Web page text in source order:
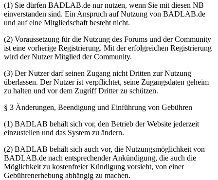
(1) Sie dürfen BADLAB.de nur nutzen, wenn Sie mit diesen NB
einverstanden sind. Ein Anspruch auf Nutzung von BADLAB.de
und auf eine Mitgliedschaft besteht nicht.
(2) Voraussetzung für die Nutzung des Forums und der Community
ist eine vorherige Registrierung. Mit der erfolgreichen Registrierung
wird der Nutzer Mitglied der Community.
(3) Der Nutzer darf seinen Zugang nicht Dritten zur Nutzung
überlassen. Der Nutzer ist verpflichtet, seine Zugangsdaten geheim
zu halten und vor dem Zugriff Dritter zu schützen.
§ 3 Änderungen, Beendigung und Einführung von Gebühren
(1) BADLAB behält sich vor, den Betrieb der Website jederzeit
einzustellen und das System zu ändern.
(2) BADLAB behält sich auch vor, die Nutzungsmöglichkeit von
BADLAB.de nach entsprechender Ankündigung, die auch die
Möglichkeit zu kostenfreier Kündigung vorsieht, von einer
Gebührenerhebung abhängig zu machen.